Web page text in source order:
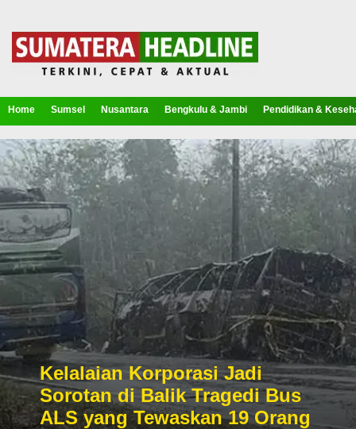
Home Sumsel Nusantara Bengkulu & Jambi Pendidikan &
Kelalaian Korporasi Jadi
Sorotan di Balik Tragedi Bus
ALS yang Tewaskan 19 Orang